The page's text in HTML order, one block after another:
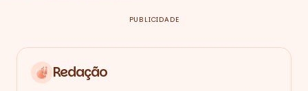
PUBLICIDADE
Redação